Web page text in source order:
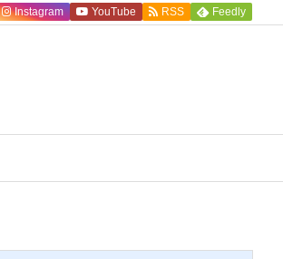
Instagram YouTube RSS Feedly